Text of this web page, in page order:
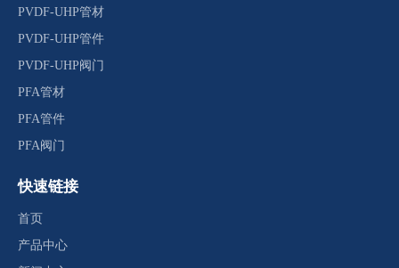
PVDF-UHP管材
PVDF-UHP管件
PVDF-UHP阀门
PFA管材
PFA管件
PFA阀门
快速链接
首页
产品中心